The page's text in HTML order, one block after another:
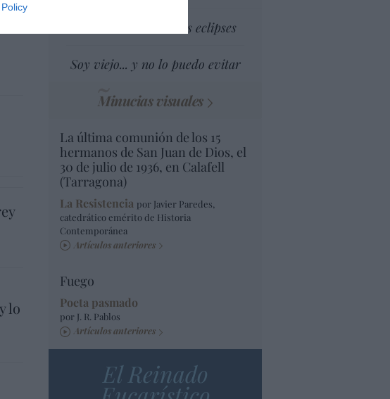
lo
Dios es el señor de los eclipses
Soy viejo... y no lo puedo evitar
Minucias visuales
La última comunión de los 15
hermanos de San Juan de Dios, el
30 de julio de 1936, en Calafell
(Tarragona)
La Resistencia por Javier Paredes,
catedrático emérito de Historia
Contemporánea
Artículos anteriores
Fuego
Poeta pasmado
por J. R. Pablos
Artículos anteriores
El Reinado